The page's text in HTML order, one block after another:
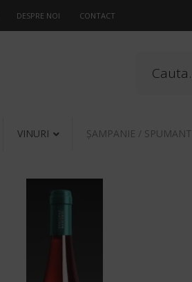
DESPRE NOI CONTACT
VINURI ŞAMPANIE / SPUMANT